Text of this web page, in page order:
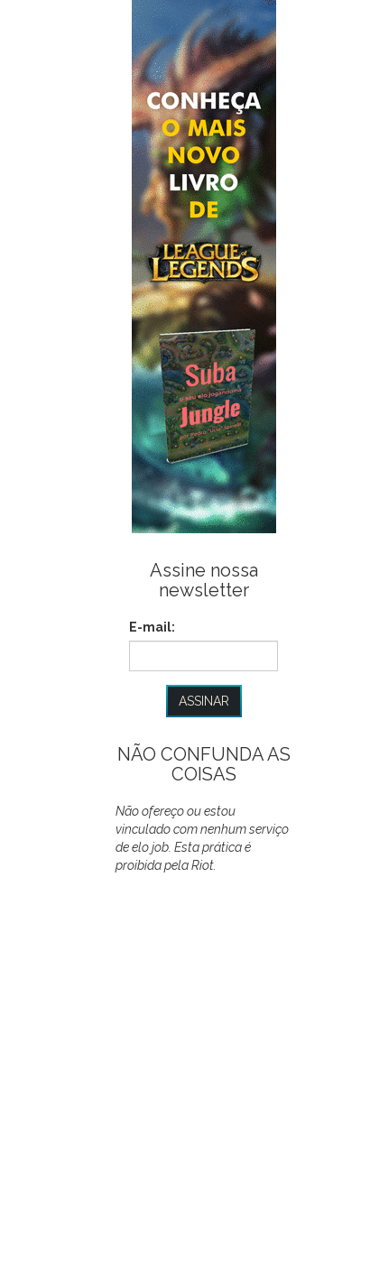
Assine nossa
newsletter
E-mail:
NÃO CONFUNDA AS
COISAS
Não ofereço ou estou
vinculado com nenhum serviço
de elo job. Esta prática é
proibida pela Riot.